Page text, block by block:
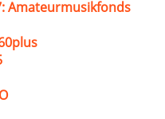
Amateurmusikfonds